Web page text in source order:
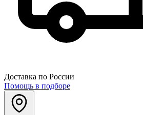
Доставка по России
Помощь в подборе